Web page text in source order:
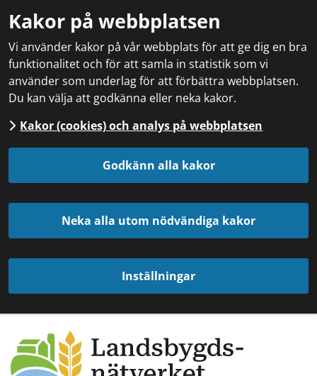
Kakor på webbplatsen
Vi använder kakor på vår webbplats för att ge dig en bra
funktionalitet och för att samla in statistik som vi
använder som underlag för att förbättra webbplatsen.
Du kan välja att godkänna eller neka kakor.
Kakor (cookies) och analys på webbplatsen
Godkänn alla kakor
Neka alla utom nödvändiga kakor
Inställningar